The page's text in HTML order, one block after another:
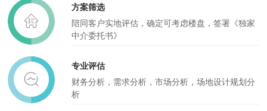
方案筛选
陪同客户实地评估，确定可考虑楼盘，签署《独家
中介委托书》
专业评估
财务分析，需求分析，市场分析，场地设计规划分
析